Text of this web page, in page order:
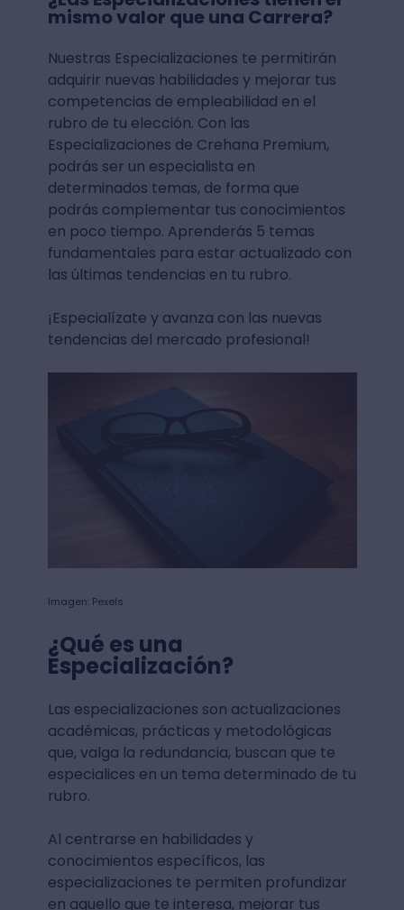
mismo valor que una Carrera?
Nuestras Especializaciones te permitirán
adquirir nuevas habilidades y mejorar tus
competencias de empleabilidad en el
rubro de tu elección. Con las
Especializaciones de Crehana Premium,
podrás ser un especialista en
determinados temas, de forma que
podrás complementar tus conocimientos
en poco tiempo. Aprenderás 5 temas
fundamentales para estar actualizado con
las últimas tendencias en tu rubro.
¡Especialízate y avanza con las nuevas
tendencias del mercado profesional!
Imagen: Pexels
¿Qué es una
Especialización?
Las especializaciones son actualizaciones
académicas, prácticas y metodológicas
que, valga la redundancia, buscan que te
especialices en un tema determinado de tu
rubro.
Al centrarse en habilidades y
conocimientos específicos, las
especializaciones te permiten profundizar
en aquello que te interesa, mejorar tus